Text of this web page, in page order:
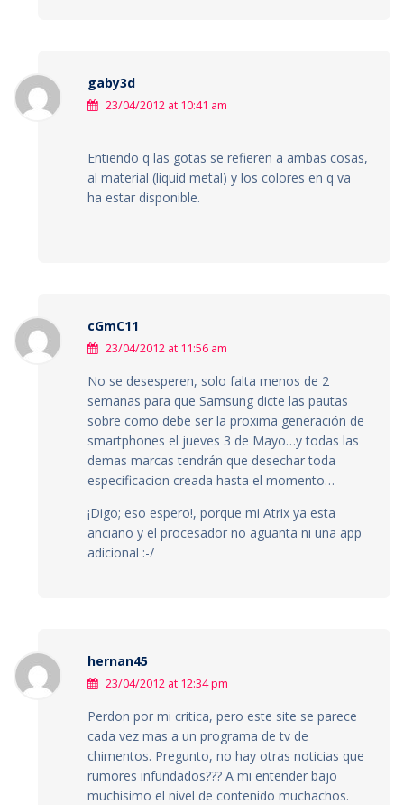
gaby3d
23/04/2012 at 10:41 am
Entiendo q las gotas se refieren a ambas cosas,
al material (liquid metal) y los colores en q va
ha estar disponible.
cGmC11
23/04/2012 at 11:56 am
No se desesperen, solo falta menos de 2
semanas para que Samsung dicte las pautas
sobre como debe ser la proxima generación de
smartphones el jueves 3 de Mayo…y todas las
demas marcas tendrán que desechar toda
especificacion creada hasta el momento…
¡Digo; eso espero!, porque mi Atrix ya esta
anciano y el procesador no aguanta ni una app
adicional :-/
hernan45
23/04/2012 at 12:34 pm
Perdon por mi critica, pero este site se parece
cada vez mas a un programa de tv de
chimentos. Pregunto, no hay otras noticias que
rumores infundados??? A mi entender bajo
muchisimo el nivel de contenido muchachos.